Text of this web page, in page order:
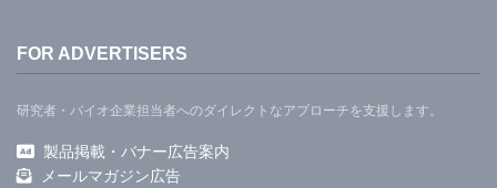
FOR ADVERTISERS
研究者・バイオ企業担当者へのダイレクトなアプローチを支援します。
製品掲載・バナー広告案内
メールマガジン広告